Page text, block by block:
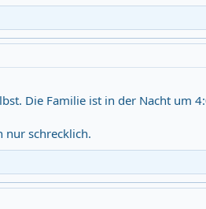
Die Familie ist in der Nacht um
nur schrecklich.